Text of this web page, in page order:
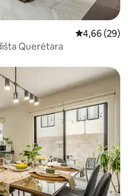
Prosječna
4,66 (29)
Querétara
„Odabrali gosti”